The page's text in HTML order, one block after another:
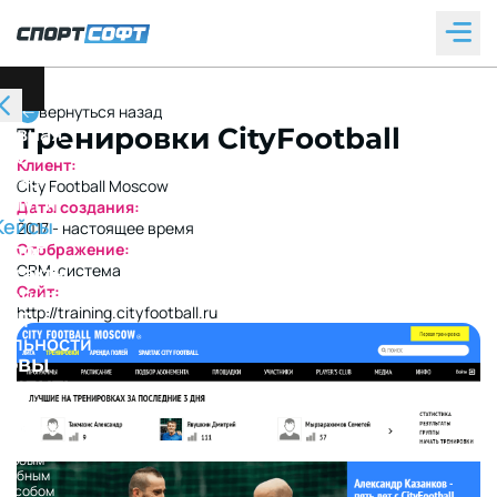
О
нас
Блог
об
ИТ-
с нами
любым
вернуться назад
Тренировки CityFootball
Клиент:
City Football Moscow
Даты создания:
2017 - настоящее время
Отображение:
CRM-система
Сайт:
http://training.cityfootball.ru